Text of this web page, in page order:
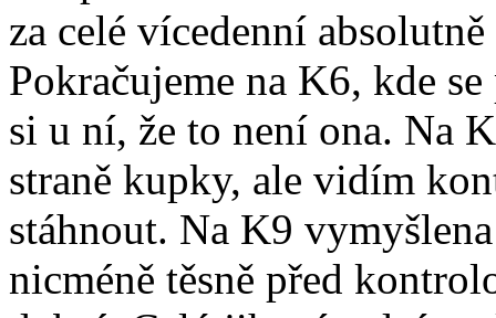
za celé vícedenní
Pokračujeme na K6, kde
si u ní, že to není ona. Na
straně kupky, ale vidím
stáhnout. Na K9
nicméně těsně před